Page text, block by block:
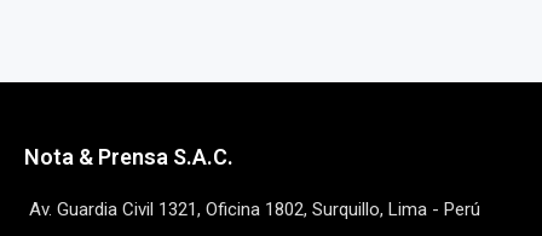
Nota & Prensa S.A.C.
Av. Guardia Civil 1321, Oficina 1802, Surquillo, Lima - Perú